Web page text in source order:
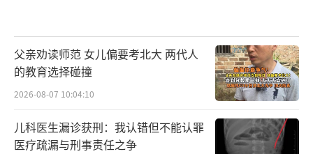
父亲劝读师范 女儿偏要考北大 两代人
的教育选择碰撞
2026-08-07 10:04:10
儿科医生漏诊获刑：我认错但不能认罪
医疗疏漏与刑事责任之争